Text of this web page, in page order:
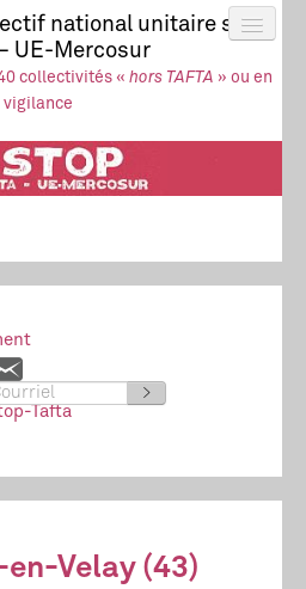
national unitaire stop
UE-Mercosur
collectivités « hors TAFTA » ou en
vigilance
UE-Mercosur
TAFTA
CETA
>
Tafta
Velay (43)